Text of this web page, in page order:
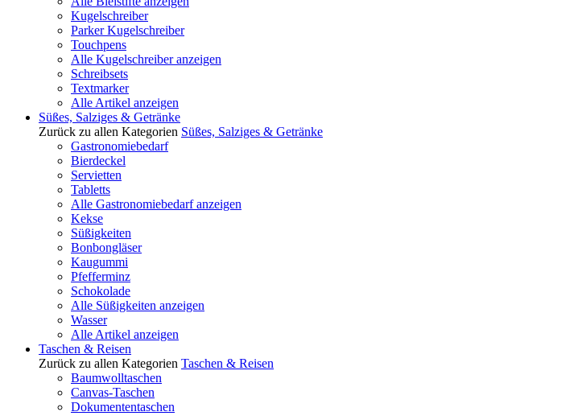
Kugelschreiber
Parker Kugelschreiber
Touchpens
Alle Kugelschreiber anzeigen
Schreibsets
Textmarker
Alle Artikel anzeigen
Süßes, Salziges & Getränke
Zurück zu allen Kategorien Süßes, Salziges & Getränke
Gastronomiebedarf
Bierdeckel
Servietten
Tabletts
Alle Gastronomiebedarf anzeigen
Kekse
Süßigkeiten
Bonbongläser
Kaugummi
Pfefferminz
Schokolade
Alle Süßigkeiten anzeigen
Wasser
Alle Artikel anzeigen
Taschen & Reisen
Zurück zu allen Kategorien Taschen & Reisen
Baumwolltaschen
Canvas-Taschen
Dokumententaschen